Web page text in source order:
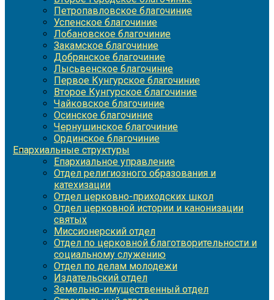
Петропавловское благочиние
Успенское благочиние
Лобановское благочиние
Закамское благочиние
Добрянское благочиние
Лысьвенское благочиние
Первое Кунгурское благочиние
Второе Кунгурское благочиние
Чайковское благочиние
Осинское благочиние
Чернушинское благочиние
Ординское благочиние
Епархиальные структуры
Епархиальное управление
Отдел религиозного образования и
катехизации
Отдел церковно-приходских школ
Отдел церковной истории и канонизации
святых
Миссионерский отдел
Отдел по церковной благотворительности и
социальному служению
Отдел по делам молодежи
Издательский отдел
Земельно-имущественный отдел